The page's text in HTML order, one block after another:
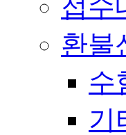
접수
환불
수
기